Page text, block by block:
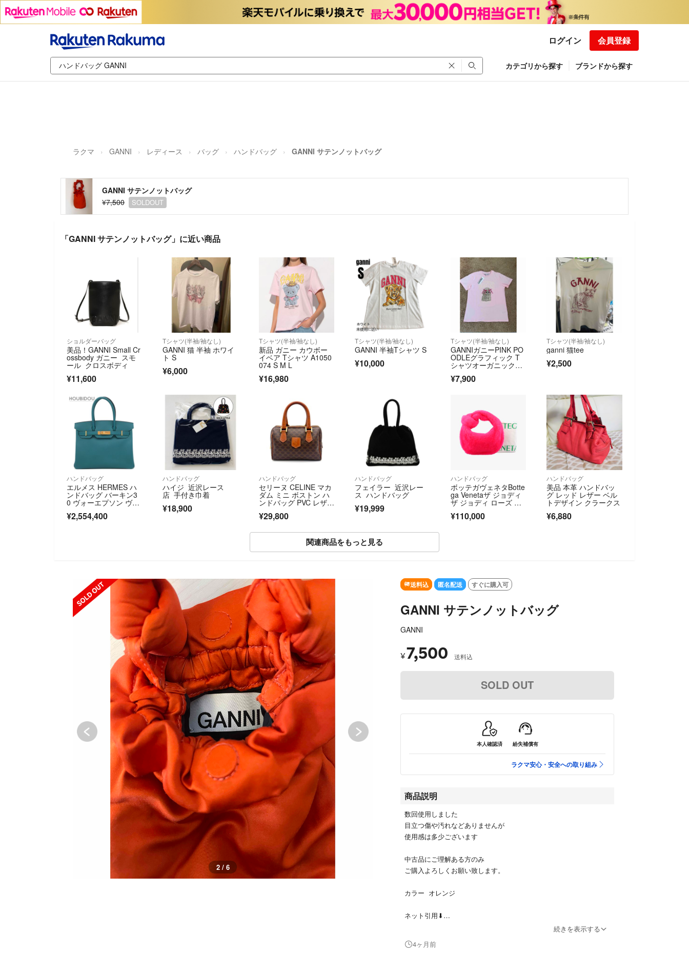
ログイン 会員登録
カテゴリから探す ブランドから探す
ラクマ GANNI レディース バッグ ハンドバッグ GANNI サテンノットバッグ
GANNI サテンノットバッグ
¥7,500
SOLDOUT
「GANNI サテンノットバッグ」に近い商品
ショルダーバッグ
美品！GANNI Small Cr
ossbody ガニー スモ
ール クロスボディ
¥11,600
Tシャツ(半袖/袖なし)
GANNI 猫 半袖 ホワイ
ト S
¥6,000
Tシャツ(半袖/袖なし)
新品 ガニー カウボー
イベア Tシャツ A1050
074 S M L
¥16,980
Tシャツ(半袖/袖なし)
GANNI 半袖Tシャツ S
¥10,000
Tシャツ(半袖/袖なし)
GANNIガニーPINK PO
ODLEグラフィック T
シャツオーガニックコ
ットン
¥7,900
Tシャツ(半袖/袖なし)
ganni 猫tee
¥2,500
ハンドバッグ
エルメス HERMES ハ
ンドバッグ バーキン3
0 ヴォーエプソン ヴェ
ルド金具 青緑 Y 【箱】
¥2,554,400
ハンドバッグ
ハイジ 近沢レース
店 手付き巾着
¥18,900
ハンドバッグ
セリーヌ CELINE マカ
ダム ミニ ボストン ハ
ンドバッグ PVC レザ
フ エンブレム レディ
¥29,800
ハンドバッグ
フェイラー 近沢レー
ス ハンドバッグ
¥19,999
ハンドバッグ
ボッテガヴェネタBotte
ga Venetaザ ジョディ
ザ ジョディ ローズ レ
2V
¥110,000
ハンドバッグ
美品 本革 ハンドバッ
グ レッド レザー ベル
トデザイン クラークス
¥6,880
関連商品をもっと見る
SOLD OUT SOLD OUT
3 / 6
送料込 匿名配送 すぐに購入可
GANNI サテンノットバッグ
GANNI
¥7,500 送料込
SOLD OUT
本人確認済 紛失補償有
ラクマ安心・安全への取り組み
商品説明
数回使用しました
目立つ傷や汚れなどありませんが
使用感は多少ございます
中古品にご理解ある方のみ
ご購入よろしくお願い致します。
カラー オレンジ
ネット引用⬇︎
光沢感のあるサテンを使用。
続きを表示する
4ヶ月前